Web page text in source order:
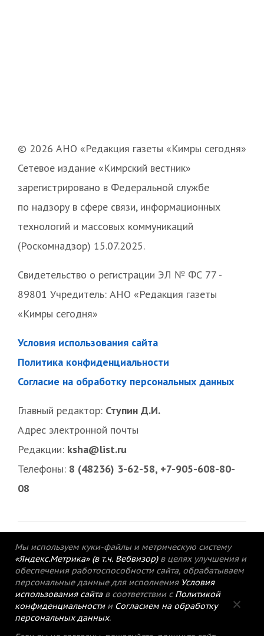
© 2026 АНО «Редакция газеты «Кимры сегодня»
Сетевое издание «Кимрский вестник»
зарегистрировано в Федеральной службе
по надзору в сфере связи, информационных
технологий и массовых коммуникаций
(Роскомнадзор) 15.07.2025.
Свидетельство о регистрации ЭЛ № ФС 77 -
89801 Учредитель: АНО «Редакция газеты
«Кимры сегодня»
Условия использования сайта
Политика конфиденциальности
Согласие на обработку персональных данных
Главный редактор: Ступин Д.И.
Адрес электронной почты
Редакции: ksha@list.ru
Телефоны: 8 (48236) 3-62-58, +7-905-608-80-
08
© 2015-2021 Редакция газеты «Кимрский
Мы используем куки-файлы и метрическую систему
«Яндекс.Метрика» (в т.ч. Вебвизор) в целях улучшения и
обеспечения работоспособности сайта, обрабатываем
персональные данные для исполнения Условия
использования сайтав соответствии с Политикой
конфиденциальностии Согласием на обработку
персональных данных.